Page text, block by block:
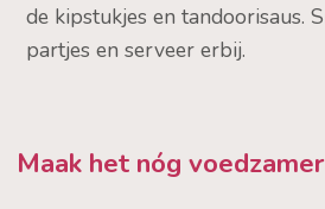
de kipstukjes en tandoorisaus.
partjes en serveer erbij.
Maak het nóg